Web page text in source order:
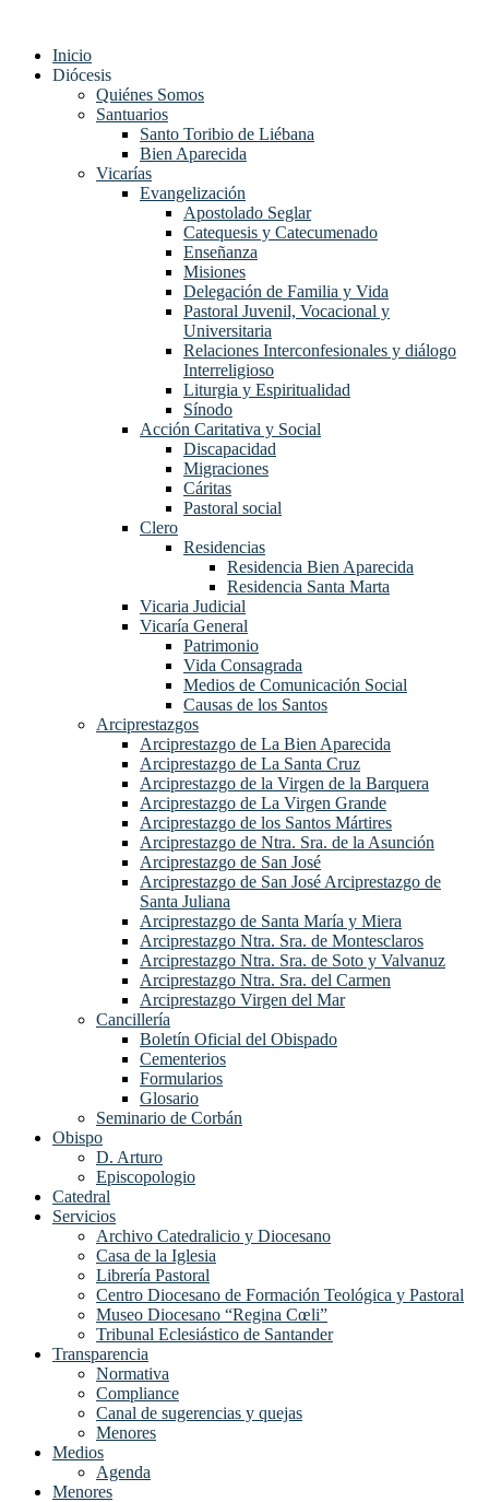
contenido
Inicio
Diócesis
Quiénes Somos
Santuarios
Santo Toribio de Liébana
Bien Aparecida
Vicarías
Evangelización
Apostolado Seglar
Catequesis y Catecumenado
Enseñanza
Misiones
Delegación de Familia y Vida
Pastoral Juvenil, Vocacional y
Universitaria
Relaciones Interconfesionales y diálogo
Interreligioso
Liturgia y Espiritualidad
Sínodo
Acción Caritativa y Social
Discapacidad
Migraciones
Cáritas
Pastoral social
Clero
Residencias
Residencia Bien Aparecida
Residencia Santa Marta
Vicaria Judicial
Vicaría General
Patrimonio
Vida Consagrada
Medios de Comunicación Social
Causas de los Santos
Arciprestazgos
Arciprestazgo de La Bien Aparecida
Arciprestazgo de La Santa Cruz
Arciprestazgo de la Virgen de la Barquera
Arciprestazgo de La Virgen Grande
Arciprestazgo de los Santos Mártires
Arciprestazgo de Ntra. Sra. de la Asunción
Arciprestazgo de San José
Arciprestazgo de San José Arciprestazgo de
Santa Juliana
Arciprestazgo de Santa María y Miera
Arciprestazgo Ntra. Sra. de Montesclaros
Arciprestazgo Ntra. Sra. de Soto y Valvanuz
Arciprestazgo Ntra. Sra. del Carmen
Arciprestazgo Virgen del Mar
Cancillería
Boletín Oficial del Obispado
Cementerios
Formularios
Glosario
Seminario de Corbán
Obispo
D. Arturo
Episcopologio
Catedral
Servicios
Archivo Catedralicio y Diocesano
Casa de la Iglesia
Librería Pastoral
Centro Diocesano de Formación Teológica y Pastoral
Museo Diocesano “Regina Cœli”
Tribunal Eclesiástico de Santander
Transparencia
Normativa
Compliance
Canal de sugerencias y quejas
Menores
Medios
Agenda
Menores